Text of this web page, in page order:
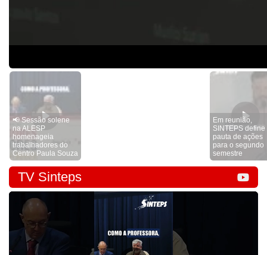
📢 Sessão solene
na ALESP
homenageia
trabalhadores do
Centro Paula Souza
Em reunião,
SINTEPS define
pauta de ações
para o segundo
semestre
TV Sinteps